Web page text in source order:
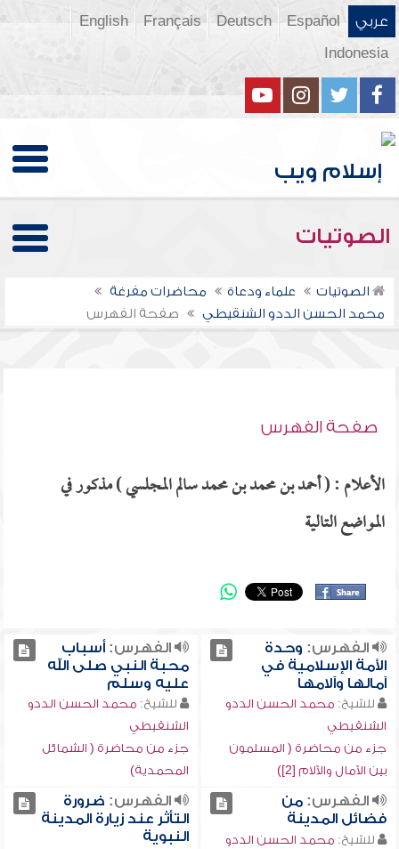
عربي Español
Deutsch
Français
English
Indonesia
الصوتيات
الصوتيات علماء ودعاة
محاضرات مفرغة
محمد الحسن الددو الشنقيطي
صفحة الفهرس
صفحة الفهرس
الأعلام : ( أحمد بن محمد بن محمد سالم المجلسي ) مذكور في
المواضع التالية
الفهرس: وحدة
الأمة الإسلامية في
آمالها وآلامها
للشيخ: محمد الحسن الددو
الشنقيطي
جزء من محاضرة ( المسلمون
بين الآمال والآلام [2])
الفهرس:أسباب
محبة النبي صلى الله
عليه وسلم
للشيخ: محمد الحسن الددو
الشنقيطي
جزء من محاضرة ( الشمائل
المحمدية)
الفهرس:من
فضائل المدينة
للشيخ: محمد الحسن الددو
الفهرس: ضرورة
التأثر عند زيارة المدينة
النبوية